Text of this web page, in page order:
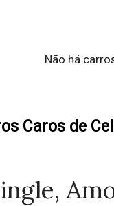
Não há
Caros de